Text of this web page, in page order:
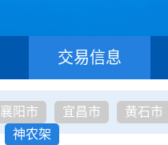
交易信息
襄阳市 宜昌市
黄石市
神农架